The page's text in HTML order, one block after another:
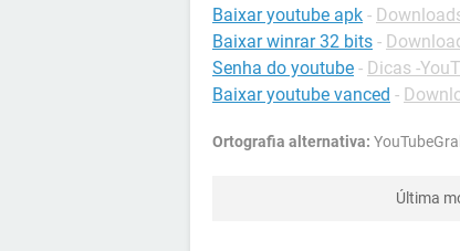
Baixar youtube apk -
Baixar winrar 32 bits -
Senha do youtube - Dicas -
Baixar youtube vanced -
Ortografia alternativa:
Última